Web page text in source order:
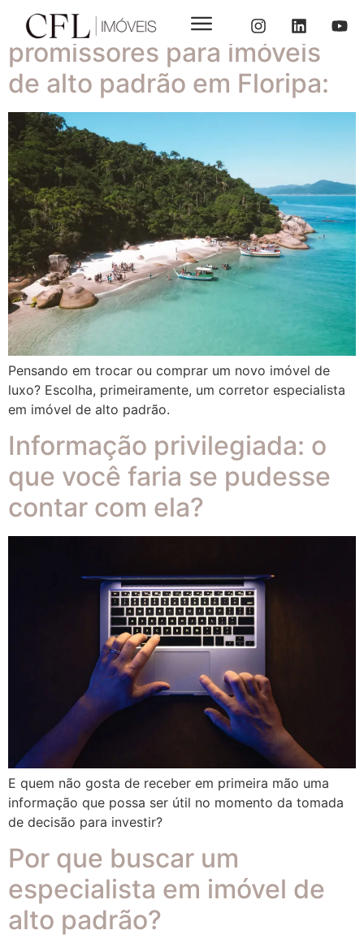
Os 5 bairros mais
promissores para imóveis
de alto padrão em Floripa:
Pensando em trocar ou comprar um novo imóvel de
luxo? Escolha, primeiramente, um corretor especialista
em imóvel de alto padrão.
Informação privilegiada: o
que você faria se pudesse
contar com ela?
E quem não gosta de receber em primeira mão uma
informação que possa ser útil no momento da tomada
de decisão para investir?
Por que buscar um
especialista em imóvel de
alto padrão?